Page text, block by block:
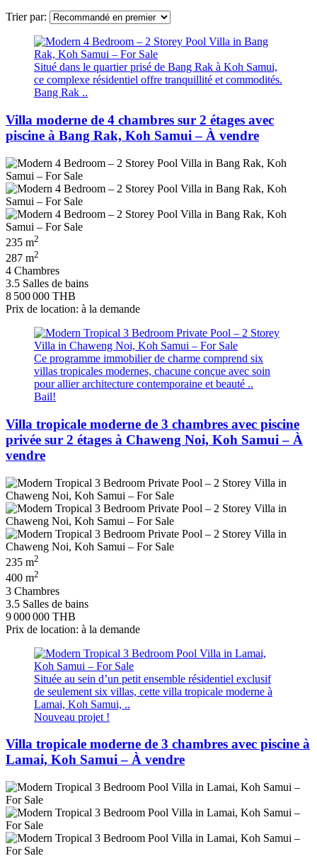
Trier par:
Situé dans le quartier prisé de Bang Rak à Koh Samui,
ce complexe résidentiel offre tranquillité et commodités.
Bang Rak ..
Villa moderne de 4 chambres sur 2 étages avec
piscine à Bang Rak, Koh Samui – À vendre
235 m2
287 m2
4 Chambres
3.5 Salles de bains
8 500 000 THB
Prix de location: à la demande
Ce programme immobilier de charme comprend six
villas tropicales modernes, chacune conçue avec soin
pour allier architecture contemporaine et beauté ..
Bail!
Villa tropicale moderne de 3 chambres avec piscine
privée sur 2 étages à Chaweng Noi, Koh Samui – À
vendre
235 m2
400 m2
3 Chambres
3.5 Salles de bains
9 000 000 THB
Prix de location: à la demande
Située au sein d’un petit ensemble résidentiel exclusif
de seulement six villas, cette villa tropicale moderne à
Lamai, Koh Samui, ..
Nouveau projet !
Villa tropicale moderne de 3 chambres avec piscine à
Lamai, Koh Samui – À vendre